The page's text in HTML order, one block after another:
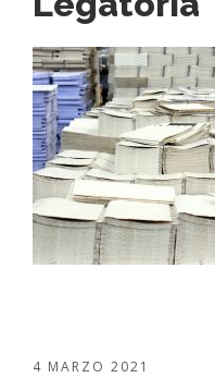
4 MARZO 2021